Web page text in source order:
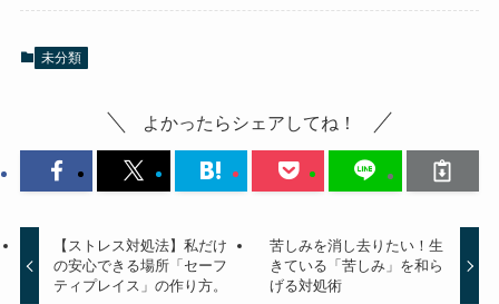
未分類
よかったらシェアしてね！
【ストレス対処法】私だけ
の安心できる場所「セーフ
ティプレイス」の作り方。
苦しみを消し去りたい！生
きている「苦しみ」を和ら
げる対処術